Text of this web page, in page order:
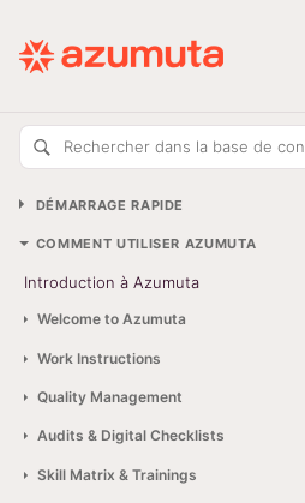
DÉMARRAGE RAPIDE
COMMENT UTILISER AZUMUTA
Introduction à Azumuta
Welcome to Azumuta
Work Instructions
Quality Management
Audits & Digital Checklists
Skill Matrix & Trainings